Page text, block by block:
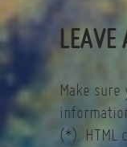
LEAVE
Make
(*). HTML